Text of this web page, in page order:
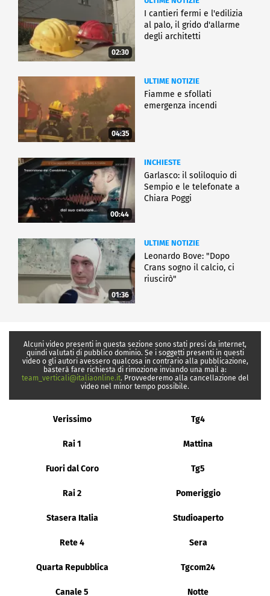
02:30
I cantieri fermi e l'edilizia
al palo, il grido d'allarme
degli architetti
04:35
ULTIME NOTIZIE
Fiamme e sfollati
emergenza incendi
00:44
INCHIESTE
Garlasco: il soliloquio di
Sempio e le telefonate a
Chiara Poggi
01:36
ULTIME NOTIZIE
Leonardo Bove: "Dopo
Crans sogno il calcio, ci
riuscirò"
Alcuni video presenti in questa sezione sono stati presi da internet,
quindi valutati di pubblico dominio. Se i soggetti presenti in questi
video o gli autori avessero qualcosa in contrario alla pubblicazione,
basterà fare richiesta di rimozione inviando una mail a:
team_verticali@italiaonline.it. Provvederemo alla cancellazione del
video nel minor tempo possibile.
Verissimo Tg4
Rai 1 Mattina
Fuori dal Coro Tg5
Rai 2 Pomeriggio
Stasera Italia Studioaperto
Rete 4 Sera
Quarta Repubblica Tgcom24
Canale 5 Notte